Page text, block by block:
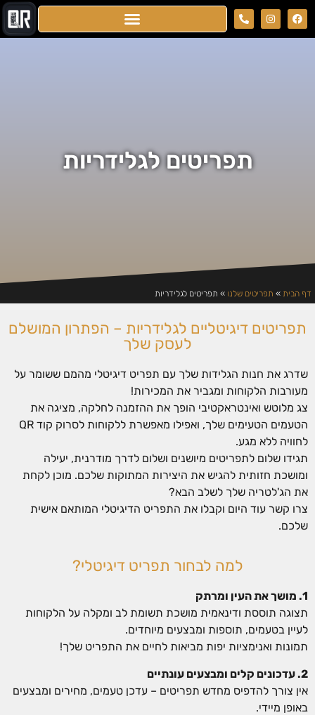
תפריטים לגלידריות
דף הבית » תפריטים שלנו » תפריטים לגלידריות
תפריטים דיגיטליים לגלידריות – הפתרון המושלם
לעסק שלך
שדרג את חנות הגלידות שלך עם תפריט דיגיטלי מהמם ששומר על
מעורבות הלקוחות ומגביר את המכירות!
צג מלוטש ואינטראקטיבי הופך את ההזמנה לחלקה, מציגה את
הטעמים הטעימים שלך, ואפילו מאפשרת ללקוחות לסרוק קוד QR
לחוויה ללא מגע.
תגידו שלום לתפריטים מיושנים ושלום לדרך מודרנית, יעילה
ומושכת חזותית להגיש את היצירות המתוקות שלכם. מוכן לקחת
את הג'לטריה שלך לשלב הבא?
צרו קשר עוד היום וקבלו את התפריט הדיגיטלי המותאם אישית
שלכם.
למה לבחור תפריט דיגיטלי?
1. מושך את העין ומרתק
תצוגה תוססת ודינאמית מושכת תשומת לב ומקלה על הלקוחות
לעיין בטעמים, תוספות ומבצעים מיוחדים.
תמונות ואנימציות יפות מביאות לחיים את התפריט שלך!
2. עדכונים קלים ומבצעים עונתיים
אין צורך להדפיס מחדש תפריטים – עדכן טעמים, מחירים ומבצעים
באופן מיידי.